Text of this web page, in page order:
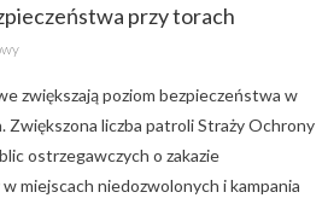
przy torach
zwiększają poziom bezpieczeństwa w
liczba patroli Straży Ochrony
ostrzegawczych o zakazie
miejscach niedozwolonych i kampania